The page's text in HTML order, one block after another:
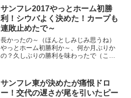
サンフレ2017やっとホーム初勝
利！シウバよく決めた！カープも
連敗止めたで～
長かったの～（ほんとしみじみ思うね）
やっとホーム初勝利か～、何か月ぶりか
の？久しぶりの勝利を味わったで（この
～どっちもハラハラしたが・・まあ勝て
たことで素直に喜ぼう！
サンフレ東が決めたが痛恨ドロ
ー！交代の遅さが尾を引いたピー